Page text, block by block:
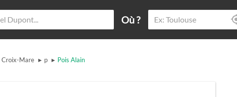
Où ?
Croix-Mare ▸ p ▸ Pois Alain